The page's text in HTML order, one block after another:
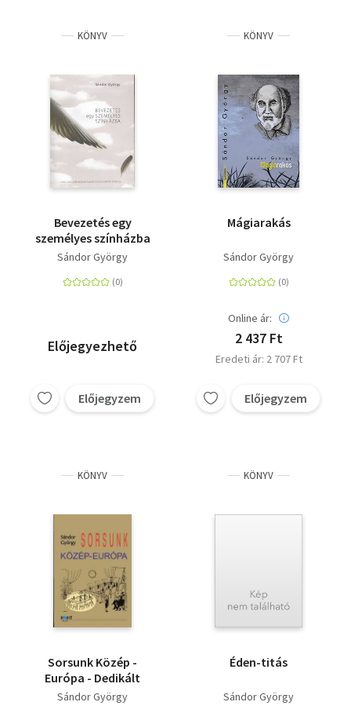
KÖNYV
Bevezetés egy
személyes színházba
Sándor György
Előjegyezhető
Előjegyzem
KÖNYV
Mágiarakás
Sándor György
Online ár:
2 437 Ft
Eredeti ár: 2 707 Ft
Előjegyzem
KÖNYV
Sorsunk Közép -
Európa - Dedikált
Sándor György
KÖNYV
Éden-titás
Sándor György